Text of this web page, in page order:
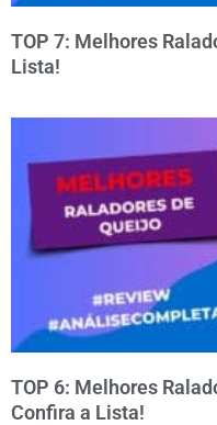
TOP 7: Melhores
Lista!
TOP 6: Melhores
Confira a Lista!